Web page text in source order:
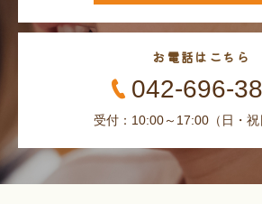
お電話はこちら
042-696-
受付：10:00～17:00（日・祝